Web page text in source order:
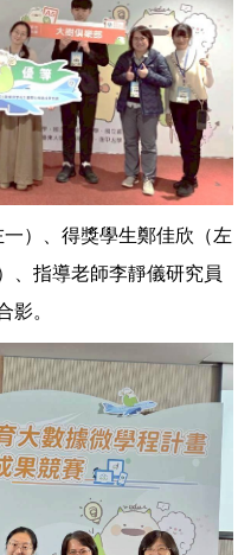
）、得獎學生鄭佳欣（左
、指導老師李靜儀研究員
影。